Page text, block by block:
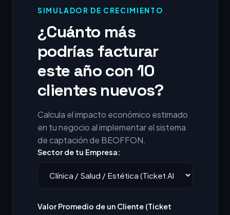
SIMULADOR DE CRECIMIENTO
¿Cuánto más
podrías facturar
este año con 10
clientes nuevos?
Calcula el impacto económico estimado
en tu negocio al implementar el sistema
de captación de BEOFFON.
Sector de tu Empresa:
Valor Promedio de un Cliente (Ticket